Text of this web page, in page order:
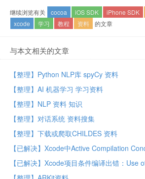
继续浏览有关 cocoa iOS SDK iPhone SDK
xcode
学习 教程 资料 的文章
与本文相关的文章
【整理】Python NLP库 spyCy 资料
【整理】AI 机器学习 学习资料
【整理】NLP 资料 知识
【整理】对话系统 资料搜集
【整理】下载或爬取CHILDES 资料